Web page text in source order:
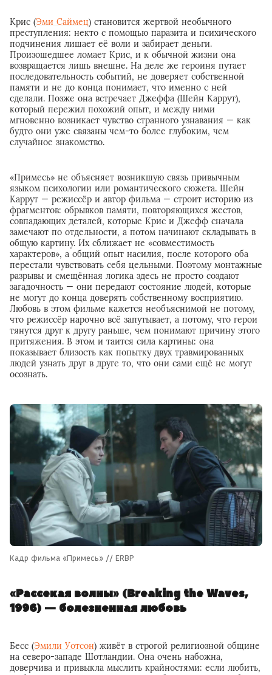
Крис (Эми Саймец) становится жертвой необычного
преступления: некто с помощью паразита и психического
подчинения лишает её воли и забирает деньги.
Произошедшее ломает Крис, и к обычной жизни она
возвращается лишь внешне. На деле же героиня путает
последовательность событий, не доверяет собственной
памяти и не до конца понимает, что именно с ней
сделали. Позже она встречает Джеффа (Шейн Каррут),
который пережил похожий опыт, и между ними
мгновенно возникает чувство странного узнавания — как
будто они уже связаны чем-то более глубоким, чем
случайное знакомство.
«Примесь» не объясняет возникшую связь привычным
языком психологии или романтического сюжета. Шейн
Каррут — режиссёр и автор фильма — строит историю из
фрагментов: обрывков памяти, повторяющихся жестов,
совпадающих деталей, которые Крис и Джефф сначала
замечают по отдельности, а потом начинают складывать в
общую картину. Их сближает не «совместимость
характеров», а общий опыт насилия, после которого оба
перестали чувствовать себя цельными. Поэтому монтажные
разрывы и смещённая логика здесь не просто создают
загадочность — они передают состояние людей, которые
не могут до конца доверять собственному восприятию.
Любовь в этом фильме кажется необъяснимой не потому,
что режиссёр нарочно всё запутывает, а потому, что герои
тянутся друг к другу раньше, чем понимают причину этого
притяжения. В этом и таится сила картины: она
показывает близость как попытку двух травмированных
людей узнать друг в друге то, что они сами ещё не могут
осознать.
Кадр фильма «Примесь» // ERBP
«Рассекая волны» (Breaking the Waves,
1996) — болезненная любовь
Бесс (Эмили Уотсон) живёт в строгой религиозной общине
на северо-западе Шотландии. Она очень набожна,
доверчива и привыкла мыслить крайностями: если любить,